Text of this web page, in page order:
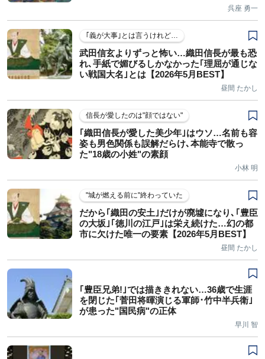
呉座 勇一
｢義が大事｣とは言うけれど…
武田信玄よりずっと怖い…織田信長が最も恐
れ､手紙で媚びるしかなかった｢理屈が通じな
い戦国大名｣とは【2026年5月BEST】
昼間 たかし
信長が愛したのは"顔ではない"
｢織田信長が愛した美少年｣はウソ…名前も容
姿も男色関係も誤解だらけ､本能寺で散っ
た"18歳の小姓"の素顔
小林 明
"城が燃える前に"終わっていた
だから｢織田の安土｣だけが廃墟になり､｢豊臣
の大坂｣｢徳川の江戸｣は栄え続けた…幻の都
市に欠けた唯一の要素【2026年5月BEST】
昼間 たかし
｢豊臣兄弟!｣では描ききれない…36歳で生涯
を閉じた｢菅田将暉演じる軍師･竹中半兵衛｣
が患った"国民病"の正体
早川 智